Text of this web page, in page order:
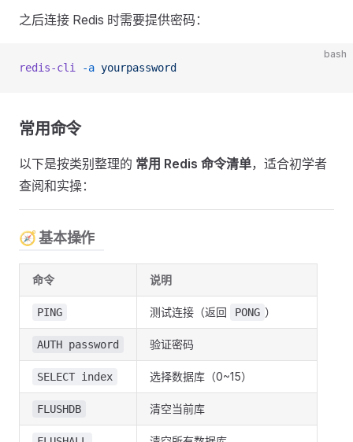
之后连接 Redis 时需要提供密码：
bash
redis-cli -a yourpassword
常用命令
以下是按类别整理的 常用 Redis 命令清单，适合初学者
查阅和实操：
🧭 基本操作
命令 说明
PING 测试连接（返回 PONG ）
AUTH password 验证密码
SELECT index 选择数据库（0~15）
FLUSHDB 清空当前库